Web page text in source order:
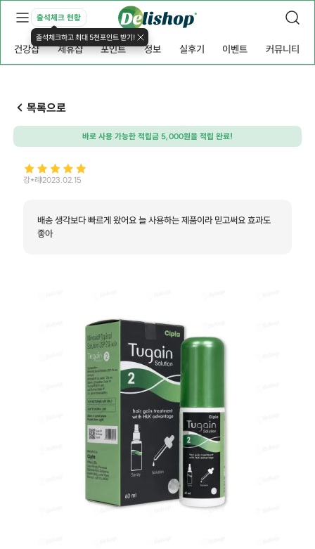
출석체크 현황
출석체크하고 최대 5천포인트 받기!
건강샵 제휴샵 포인트 정보 실후기 이벤트 커뮤니티
목록으로
바로 사용 가능한 적립금 5,000원을 적립 완료!
강*례2023.02.15
배송 생각보다 빠르게 왔어요 늘 사용하는 제품이라 믿고써요 효과도
좋아